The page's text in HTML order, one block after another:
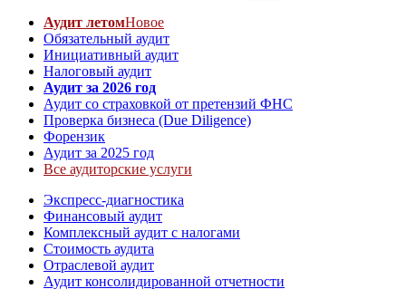
Аудит летомНовое
Обязательный аудит
Инициативный аудит
Налоговый аудит
Аудит за 2026 год
Аудит со страховкой от претензий ФНС
Проверка бизнеса (Due Diligence)
Форензик
Аудит за 2025 год
Все аудиторские услуги
Экспресс-диагностика
Финансовый аудит
Комплексный аудит с налогами
Стоимость аудита
Отраслевой аудит
Аудит консолидированной отчетности